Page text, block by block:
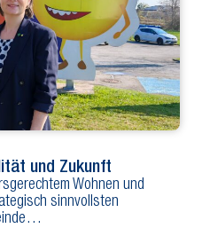
und Zukunft
Wohnen und
sinnvollsten